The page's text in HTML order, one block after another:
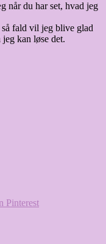
når du har set, hvad jeg
fald vil jeg blive glad
kan løse det.